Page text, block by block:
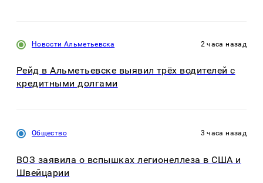
Новости Альметьевска 2 часа назад
Рейд в Альметьевске выявил трёх водителей с
кредитными долгами
Общество 3 часа назад
ВОЗ заявила о вспышках легионеллеза в США и
Швейцарии